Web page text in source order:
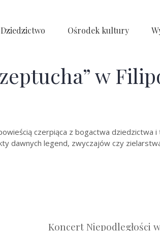
Dziedzictwo Ośrodek kultury
w
czerpiąca z bogactwa dziedzictwa
dawnych legend, zwyczajów czy